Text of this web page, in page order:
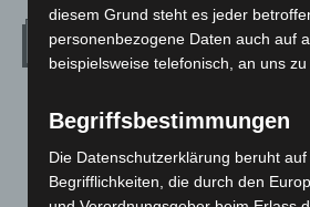
Wetter
LANGENHAGEN
Mäßig Bewölkt
27.1°C
diesem Grund steht es jeder
personenbezogene Daten auch auf
beispielsweise telefonisch, an uns zu
Begriffsbestimmungen
Die Datenschutzerklärung beruht auf
Begrifflichkeiten, die durch den